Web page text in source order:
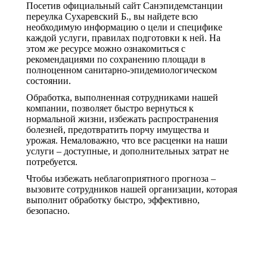
Посетив официальный сайт Санэпидемстанции
переулка Сухаревский Б., вы найдете всю
необходимую информацию о цели и специфике
каждой услуги, правилах подготовки к ней. На
этом же ресурсе можно ознакомиться с
рекомендациями по сохранению площади в
полноценном санитарно-эпидемиологическом
состоянии.
Обработка, выполненная сотрудниками нашей
компании, позволяет быстро вернуться к
нормальной жизни, избежать распространения
болезней, предотвратить порчу имущества и
урожая. Немаловажно, что все расценки на наши
услуги – доступные, и дополнительных затрат не
потребуется.
Чтобы избежать неблагоприятного прогноза –
вызовите сотрудников нашей организации, которая
выполнит обработку быстро, эффективно,
безопасно.